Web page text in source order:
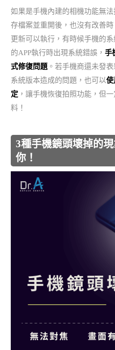
如果是手機內建的相機功能無
存檔案並重開後，也沒有改善
更新可以執行，有時候手機的
的APP執行時出現系統錯誤，手
式修復問題 。若手機商還未發
系統版本造成的問題，也可以使
定 ，讓手機恢復拍照功能，但
料！
3種手機鏡頭壞掉的
你！